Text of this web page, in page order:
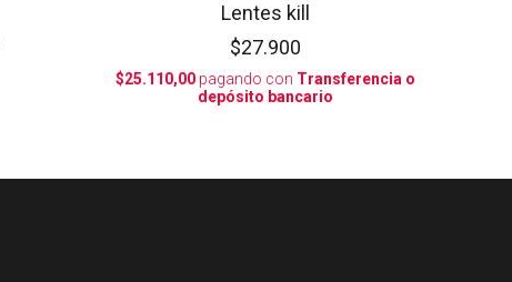
Lentes kill
$27.900
$25.110,00 pagando con Transferencia o
depósito bancario